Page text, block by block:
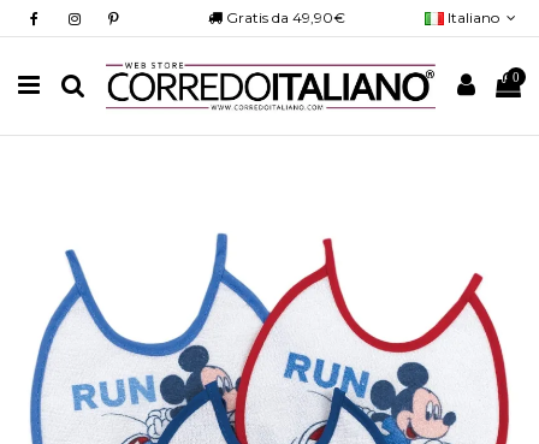
Gratis da 49,90€ Italiano
0